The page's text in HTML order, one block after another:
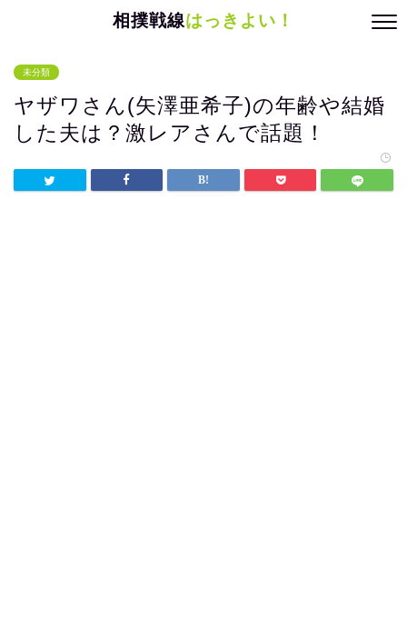
相撲戦線はっきよい！
未分類
ヤザワさん(矢澤亜希子)の年齢や結婚
した夫は？激レアさんで話題！